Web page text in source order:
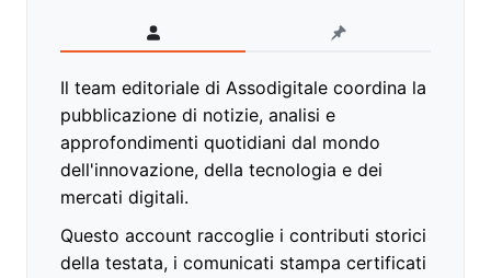
Il team editoriale di Assodigitale coordina la
pubblicazione di notizie, analisi e
approfondimenti quotidiani dal mondo
dell'innovazione, della tecnologia e dei
mercati digitali.
Questo account raccoglie i contributi storici
della testata, i comunicati stampa certificati